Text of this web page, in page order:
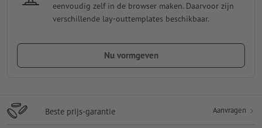
eenvoudig zelf in de browser maken. Daarvoor zijn
verschillende lay-outtemplates beschikbaar.
Nu vormgeven
Beste prijs-garantie Aanvragen